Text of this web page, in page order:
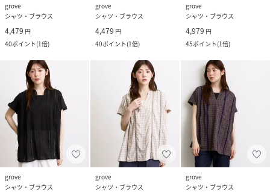
grove
シャツ・ブラウス
4,479 円
40ポイント(1倍)
grove
シャツ・ブラウス
4,479 円
40ポイント(1倍)
grove
シャツ・ブラウス
4,979 円
45ポイント(1倍)
grove
シャツ・ブラウス
grove
シャツ・ブラウス
grove
シャツ・ブラウス